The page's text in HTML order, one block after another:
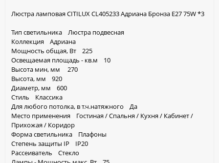
Люстра ламповая CITILUX CL405233 Адриана Бронза E27 75W *3
Тип cветильника Люстра подвесная
Коллекция Адриана
Мощность общая, Вт 225
Освещаемая площадь - кв.м 10
Высота мин, мм 270
Высота, мм 920
Диаметр, мм 600
Стиль Классика
Для любого потолка, в т.ч.натяжного Да
Место применения Гостиная / Спальня / Кухня / Кабинет /
Прихожая / Коридор
Форма светильника Плафоны
Степень защиты IP IP20
Рассеиватель Стекло